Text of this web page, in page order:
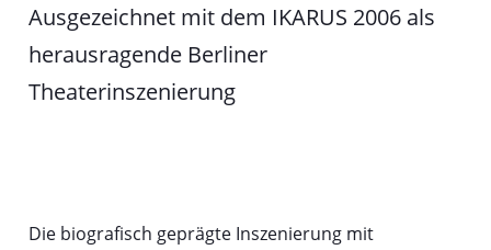
Ausgezeichnet mit dem IKARUS 2006 als
herausragende Berliner
Theaterinszenierung
Die biografisch geprägte Inszenierung mit